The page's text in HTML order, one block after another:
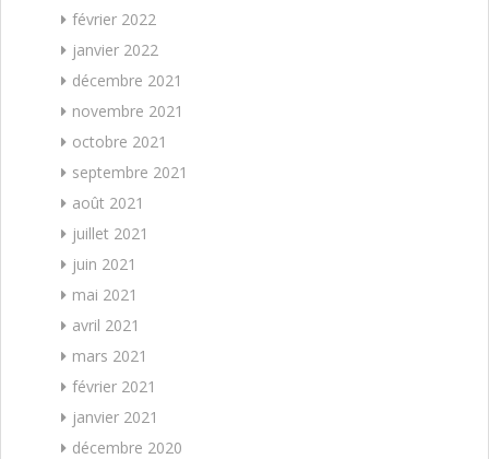
février 2022
janvier 2022
décembre 2021
novembre 2021
octobre 2021
septembre 2021
août 2021
juillet 2021
juin 2021
mai 2021
avril 2021
mars 2021
février 2021
janvier 2021
décembre 2020